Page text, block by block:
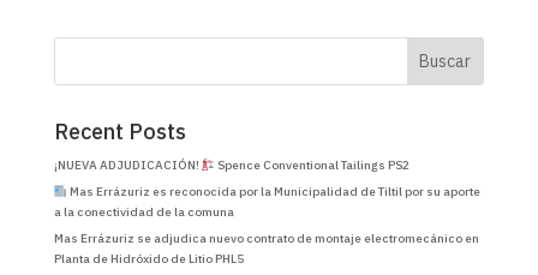
Buscar
Recent Posts
¡NUEVA ADJUDICACIÓN!
Spence Conventional Tailings PS2
Mas Errázuriz es reconocida por la Municipalidad de Tiltil por su aporte
a la conectividad de la comuna
Mas Errázuriz se adjudica nuevo contrato de montaje electromecánico en
Planta de Hidróxido de Litio PHL5